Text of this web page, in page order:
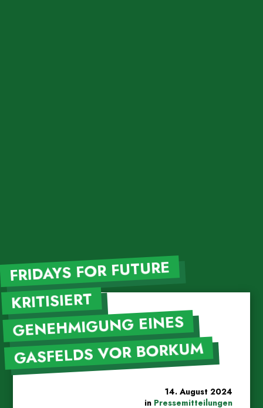
FRIDAYS FOR FUTURE
KRITISIERT
GENEHMIGUNG EINES
GASFELDS VOR BORKUM
14. August 2024
in Pressemitteilungen